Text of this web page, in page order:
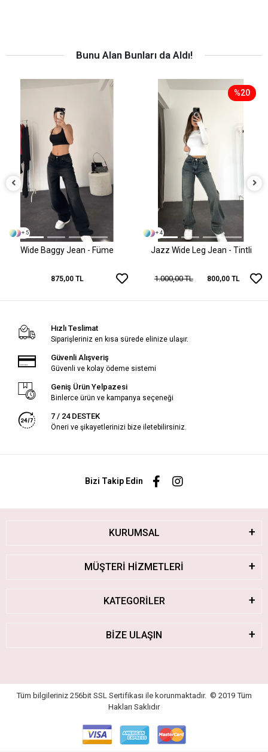
Bunu Alan Bunları da Aldı!
+ 5
Wide Baggy Jean - Füme
875,00 TL
%20
+ 4
Jazz Wide Leg Jean - Tintli
1.000,00 TL 800,00 TL
Hızlı Teslimat
Siparişleriniz en kısa sürede elinize ulaşır.
Güvenli Alışveriş
Güvenli ve kolay ödeme sistemi
Geniş Ürün Yelpazesi
Binlerce ürün ve kampanya seçeneği
7 / 24 DESTEK
Öneri ve şikayetlerinizi bize iletebilirsiniz.
Bizi Takip Edin
KURUMSAL
MÜŞTERİ HİZMETLERİ
KATEGORİLER
BİZE ULAŞIN
Tüm bilgileriniz 256bit SSL Sertifikası ile korunmaktadır. © 2019 Tüm
Hakları Saklıdır